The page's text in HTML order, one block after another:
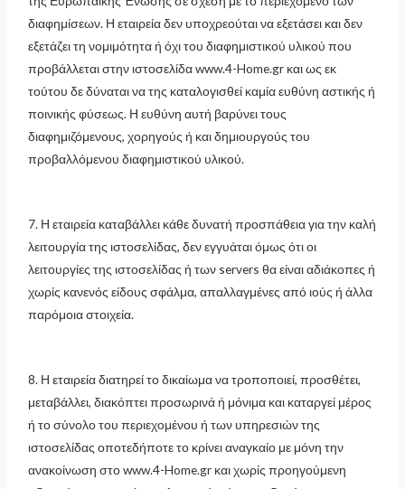
διαφημίσεων. Η εταιρεία δεν υποχρεούται να εξετάσει και δεν
εξετάζει τη νομιμότητα ή όχι του διαφημιστικού υλικού που
προβάλλεται στην ιστοσελίδα www.4-Home.gr και ως εκ
τούτου δε δύναται να της καταλογισθεί καμία ευθύνη αστικής ή
ποινικής φύσεως. Η ευθύνη αυτή βαρύνει τους
διαφημιζόμενους, χορηγούς ή και δημιουργούς του
προβαλλόμενου διαφημιστικού υλικού.
7. Η εταιρεία καταβάλλει κάθε δυνατή προσπάθεια για την καλή
λειτουργία της ιστοσελίδας, δεν εγγυάται όμως ότι οι
λειτουργίες της ιστοσελίδας ή των servers θα είναι αδιάκοπες ή
χωρίς κανενός είδους σφάλμα, απαλλαγμένες από ιούς ή άλλα
παρόμοια στοιχεία.
8. Η εταιρεία διατηρεί το δικαίωμα να τροποποιεί, προσθέτει,
μεταβάλλει, διακόπτει προσωρινά ή μόνιμα και καταργεί μέρος
ή το σύνολο του περιεχομένου ή των υπηρεσιών της
ιστοσελίδας οποτεδήποτε το κρίνει αναγκαίο με μόνη την
ανακοίνωση στο www.4-Home.gr και χωρίς προηγούμενη